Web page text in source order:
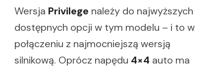
Wersja Privilege należy do najwyższych
dostępnych opcji w tym modelu – i to w
połączeniu z najmocniejszą wersją
silnikową. Oprócz napędu 4×4 auto ma